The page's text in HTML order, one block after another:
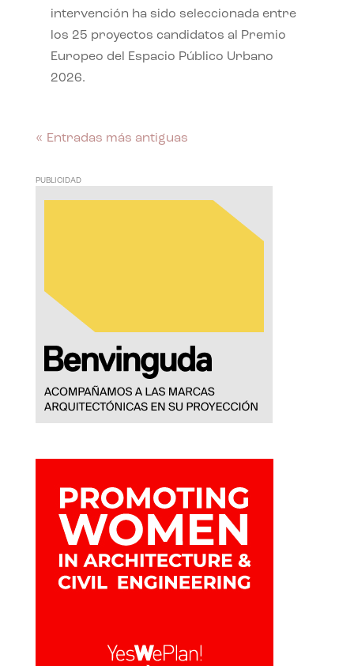
intervención ha sido seleccionada entre
los 25 proyectos candidatos al Premio
Europeo del Espacio Público Urbano
2026.
« Entradas más antiguas
PUBLICIDAD